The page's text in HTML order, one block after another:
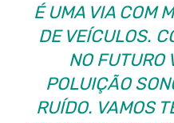
É UMA VIA COM
DE VEÍCULOS.
NO FUTURO
POLUIÇÃO
RUÍDO. VAMOS